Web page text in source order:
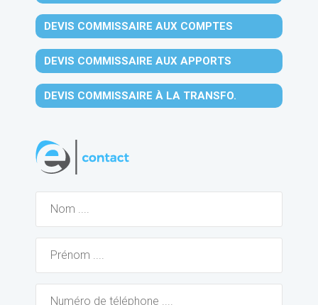
DEVIS COMMISSAIRE AUX COMPTES
DEVIS COMMISSAIRE AUX APPORTS
DEVIS COMMISSAIRE À LA TRANSFO.